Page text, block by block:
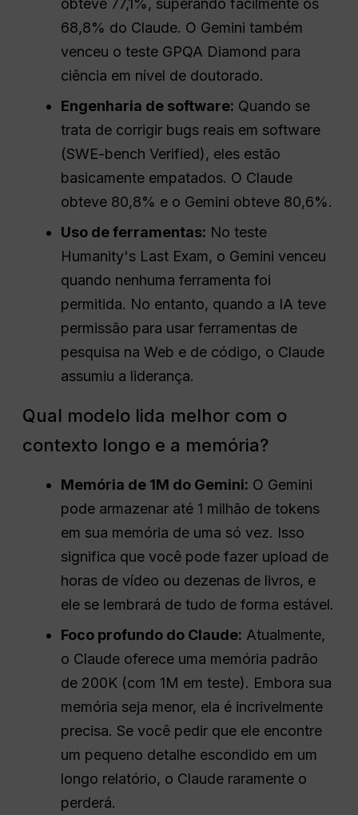
obteve 77,1%, superando facilmente os
68,8% do Claude. O Gemini também
venceu o teste GPQA Diamond para
ciência em nível de doutorado.
Engenharia de software: Quando se
trata de corrigir bugs reais em software
(SWE-bench Verified), eles estão
basicamente empatados. O Claude
obteve 80,8% e o Gemini obteve 80,6%.
Uso de ferramentas: No teste
Humanity's Last Exam, o Gemini venceu
quando nenhuma ferramenta foi
permitida. No entanto, quando a IA teve
permissão para usar ferramentas de
pesquisa na Web e de código, o Claude
assumiu a liderança.
Qual modelo lida melhor com o
contexto longo e a memória?
Memória de 1M do Gemini: O Gemini
pode armazenar até 1 milhão de tokens
em sua memória de uma só vez. Isso
significa que você pode fazer upload de
horas de vídeo ou dezenas de livros, e
ele se lembrará de tudo de forma estável.
Foco profundo do Claude: Atualmente,
o Claude oferece uma memória padrão
de 200K (com 1M em teste). Embora sua
memória seja menor, ela é incrivelmente
precisa. Se você pedir que ele encontre
um pequeno detalhe escondido em um
longo relatório, o Claude raramente o
perderá.